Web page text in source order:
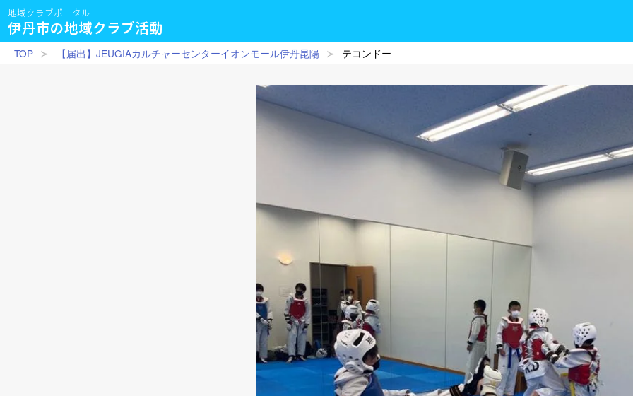
地域クラブポータル
伊丹市の地域クラブ活動
TOP 【届出】JEUGIAカルチャーセンターイオンモール伊丹昆陽 テコンドー